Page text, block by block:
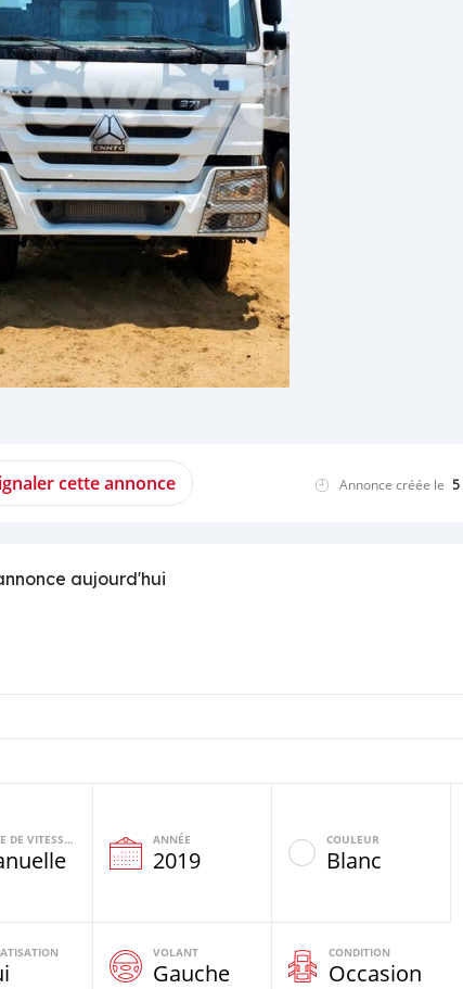
cette annonce Annonce créée le 5
aujourd'hui
BOÎTE DE VITESSES ANNÉE
2019
COULEUR
Blanc
VOLANT
Gauche
CONDITION
Occasion